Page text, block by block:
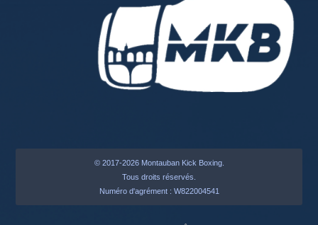
© 2017-2026 Montauban Kick Boxing.
Tous droits réservés.
Numéro d'agrément : W822004541